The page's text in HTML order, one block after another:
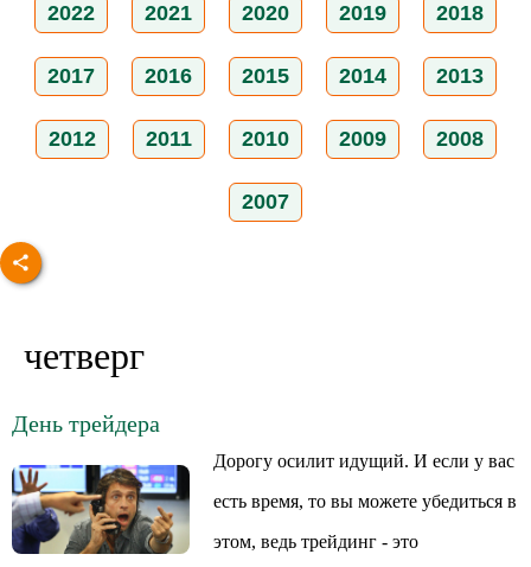
2022 2021 2020 2019 2018
2017 2016 2015 2014 2013
2012 2011 2010 2009 2008
2007
четверг
День трейдера
Дорогу осилит идущий. И если у вас
есть время, то вы можете убедиться в
этом, ведь трейдинг - это